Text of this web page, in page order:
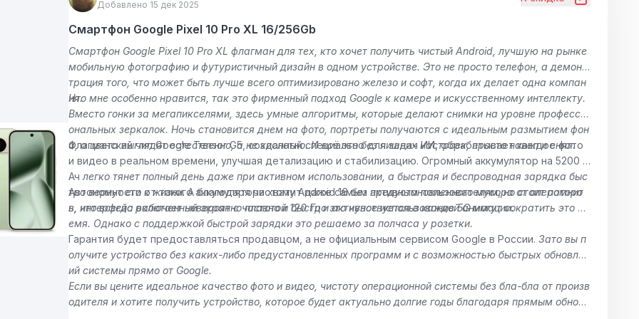
Добавлено 15 дек 2025
Смартфон Google Pixel 10 Pro XL 16/256Gb
Смартфон Google Pixel 10 Pro XL флагман для тех, кто хочет получить чистый Android, лучшую на рынке
мобильную фотографию и футуристичный дизайн в одном устройстве. Это не просто телефон, а демонс
трация того, что может быть лучше всего оптимизировано железо и софт, когда их делает одна компан
ия.
Что мне особенно нравится, так это фирменный подход Google к камере и искусственному интеллекту.
Вместо гонки за мегапикселями, здесь умные алгоритмы, которые делают снимки на уровне професси
ональных зеркалок. Ночь становится днем на фото, портреты получаются с идеальным размытием фон
а, а цвета выглядят естественно, а не кислотно. И всё это без лишних настроек, просто навел и снял.
Флагманский чип Google Tensor G5, созданный специально для задач ИИ, обрабатывает каждое фото
и видео в реальном времени, улучшая детализацию и стабилизацию. Огромный аккумулятор на 5200 м
Ач легко тянет полный день даже при активном использовании, а быстрая и беспроводная зарядка быс
тро вернут его к жизни. А благодаря чистому Android 16без предустановленного мусора от операторо
в, интерфейс работает невероятно плавно и быстро это чувствуется в каждой анимации.
Автономности от такого аккумулятора хватит даже самым активным пользователям,но стоит помнит
ь, что всегда включенный экран с частотой 120 Гц и активное использование 5G могут сократить это вр
емя. Однако с поддержкой быстрой зарядки это решаемо за полчаса у розетки.
Гарантия будет предоставляться продавцом, а не официальным сервисом Google в России. Зато вы п
олучите устройство без каких-либо предустановленных программ и с возможностью быстрых обновлен
ий системы прямо от Google.
Если вы цените идеальное качество фото и видео, чистоту операционной системы без бла-бла от произв
одителя и хотите получить устройство, которое будет актуально долгие годы благодаря прямым обновл